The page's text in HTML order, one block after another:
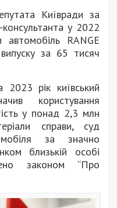
Київради за
у 2022
RANGE
за 65 тисяч
рік київський
користування
у понад 2,3 млн
справи, суд
за значно
близькій особі
законом “Про